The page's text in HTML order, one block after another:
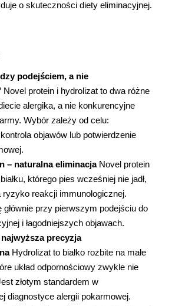
o skuteczności diety eliminacyjnej.
podejściem, a nie
Novel protein i hydrolizat to dwa różne
alergika, a nie konkurencyjne
Wybór zależy od celu:
objawów lub potwierdzenie
– naturalna eliminacja Novel protein
którego pies wcześniej nie jadł,
reakcji immunologicznej.
głównie przy pierwszym podejściu do
i łagodniejszych objawach.
precyzja
Hydrolizat to białko rozbite na małe
układ odpornościowy zwykle nie
złotym standardem w
diagnostyce alergii pokarmowej.